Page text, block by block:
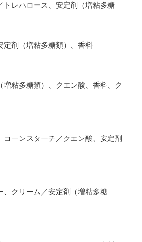
トレハロース、安定剤（増粘多糖
定剤（増粘多糖類）、香料
粘多糖類）、クエン酸、香料、ク
ーンスターチ／クエン酸、安定剤
、クリーム／安定剤（増粘多糖